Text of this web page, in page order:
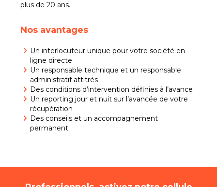
plus de 20 ans.
Nos avantages
Un interlocuteur unique pour votre société en
ligne directe
Un responsable technique et un responsable
administratif attitrés
Des conditions d’intervention définies à l’avance
Un reporting jour et nuit sur l’avancée de votre
récupération
Des conseils et un accompagnement
permanent